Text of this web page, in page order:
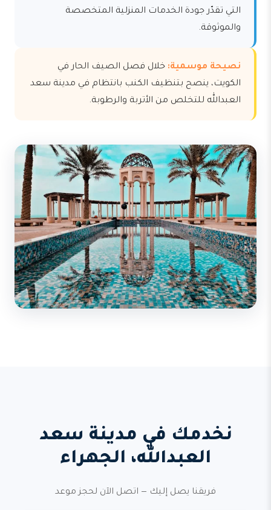
التي تقدّر جودة الخدمات المنزلية المتخصصة
والموثوقة.
نصيحة موسمية: خلال فصل الصيف الحار في
الكويت، ينصح بتنظيف الكنب بانتظام في مدينة سعد
العبدالله للتخلص من الأتربة والرطوبة.
نخدمك في مدينة سعد
العبدالله، الجهراء
فريقنا يصل إليك — اتصل الآن لحجز موعد